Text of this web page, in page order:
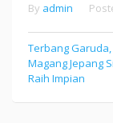
By admin
Post
Terbang
Magang Jepang
Raih Impian